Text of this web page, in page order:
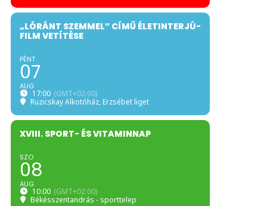
„LÓRÁNT SZEMMEL” CÍMŰ ÉLETINTERJÚ-
FILM VETÍTÉSE
PÉNT
07
AUG
17:00 (GMT+02:00)
Ruzicskay Alkotóház, Erzsébet liget
XVIII. SPORT- ÉS VITAMINNAP
SZO
08
AUG
10:00 (GMT+02:00)
Békésszentandrás - sporttelep